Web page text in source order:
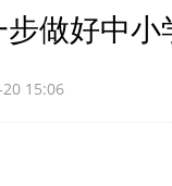
做好中
15:06